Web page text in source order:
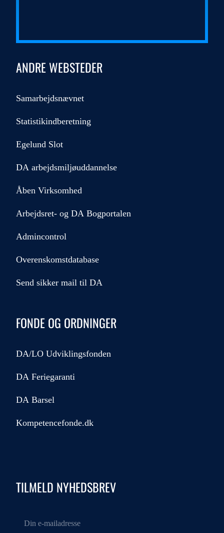
ANDRE WEBSTEDER
Samarbejdsnævnet
Statistikindberetning
Egelund Slot
DA arbejdsmiljøuddannelse
Åben Virksomhed
Arbejdsret- og DA Bogportalen
Admincontrol
Overenskomstdatabase
Send sikker mail til DA
FONDE OG ORDNINGER
DA/LO Udviklingsfonden
DA Feriegaranti
DA Barsel
Kompetencefonde.dk
TILMELD NYHEDSBREV